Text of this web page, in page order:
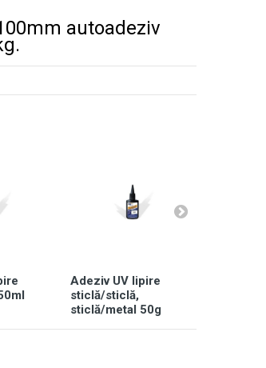
autoadeziv
Adeziv UV lipire
sticlă/sticlă,
sticlă/metal 50g